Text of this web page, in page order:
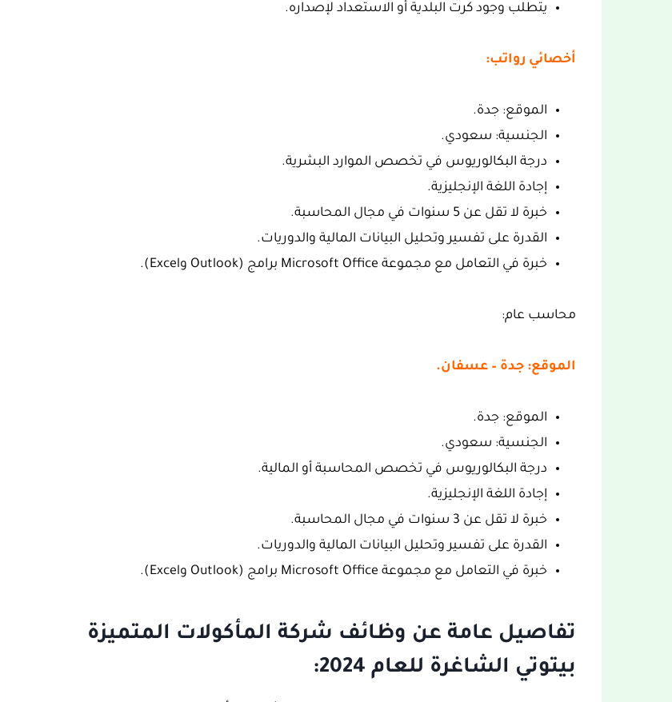
يتطلب وجود كرت البلدية أو الاستعداد لإصداره.
أخصائي رواتب:
الموقع: جدة.
الجنسية: سعودي.
درجة البكالوريوس في تخصص الموارد البشرية.
إجادة اللغة الإنجليزية.
خبرة لا تقل عن 5 سنوات في مجال المحاسبة.
القدرة على تفسير وتحليل البيانات المالية والدوريات.
خبرة في التعامل مع مجموعة Microsoft Office برامج (Outlook وExcel).
محاسب عام:
الموقع: جدة – عسفان.
الموقع: جدة.
الجنسية: سعودي.
درجة البكالوريوس في تخصص المحاسبة أو المالية.
إجادة اللغة الإنجليزية.
خبرة لا تقل عن 3 سنوات في مجال المحاسبة.
القدرة على تفسير وتحليل البيانات المالية والدوريات.
خبرة في التعامل مع مجموعة Microsoft Office برامج (Outlook وExcel).
تفاصيل عامة عن وظائف شركة المأكولات المتميزة
بيتوتي الشاغرة للعام 2024: